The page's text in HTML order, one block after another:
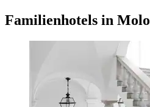
Familienhotels in Molo